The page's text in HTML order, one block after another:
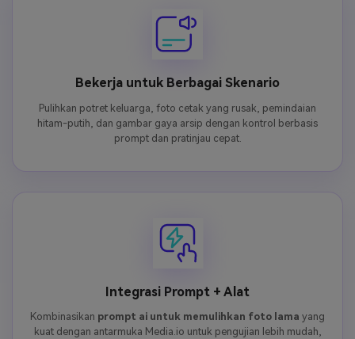
Bekerja untuk Berbagai Skenario
Pulihkan potret keluarga, foto cetak yang rusak, pemindaian
hitam-putih, dan gambar gaya arsip dengan kontrol berbasis
prompt dan pratinjau cepat.
Integrasi Prompt + Alat
Kombinasikan prompt ai untuk memulihkan foto lama yang
kuat dengan antarmuka Media.io untuk pengujian lebih mudah,